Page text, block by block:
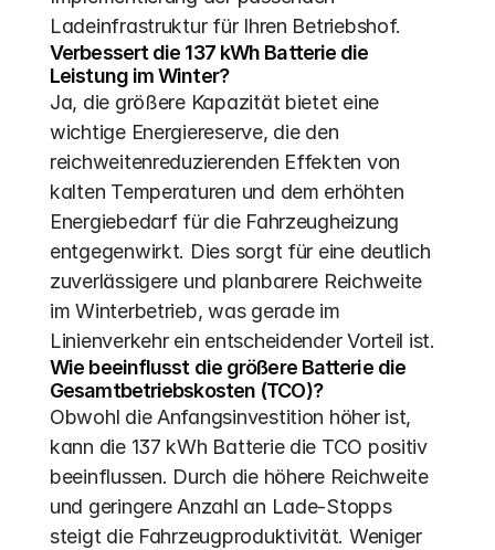
Ladeinfrastruktur für Ihren Betriebshof.
Verbessert die 137 kWh Batterie die
Leistung im Winter?
Ja, die größere Kapazität bietet eine
wichtige Energiereserve, die den
reichweitenreduzierenden Effekten von
kalten Temperaturen und dem erhöhten
Energiebedarf für die Fahrzeugheizung
entgegenwirkt. Dies sorgt für eine deutlich
zuverlässigere und planbarere Reichweite
im Winterbetrieb, was gerade im
Linienverkehr ein entscheidender Vorteil ist.
Wie beeinflusst die größere Batterie die
Gesamtbetriebskosten (TCO)?
Obwohl die Anfangsinvestition höher ist,
kann die 137 kWh Batterie die TCO positiv
beeinflussen. Durch die höhere Reichweite
und geringere Anzahl an Lade-Stopps
steigt die Fahrzeugproduktivität. Weniger